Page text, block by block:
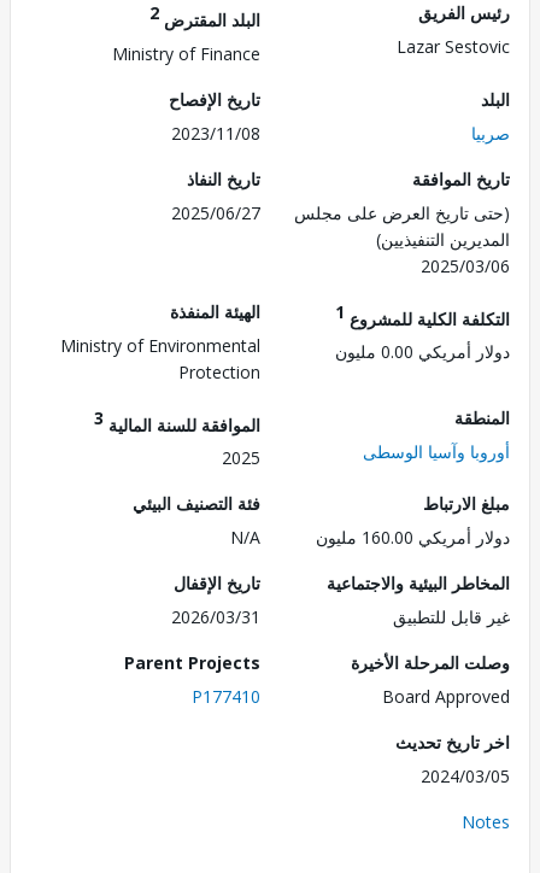
الفريق
Lazar
البلد المقترض
Ministry of Finance
تاريخ الإفصاح
2023/11/08
الموافقة
تاريخ العرض على مجلس
التنفيذيين)
2025/
تاريخ النفاذ
2025/06/27
الكلية للمشروع1
0.00 مليون
الهيئة المنفذة
Ministry of Environmental
Protection
وآسيا الوسطى
الموافقة للسنة المالية3
160.00 مليون
فئة التصنيف البيئي
N/A
البيئية والاجتماعية
للتطبيق
تاريخ الإقفال
2026/03/31
المرحلة الأخيرة
Board
Parent Projects
P177410
تحديث
2024/